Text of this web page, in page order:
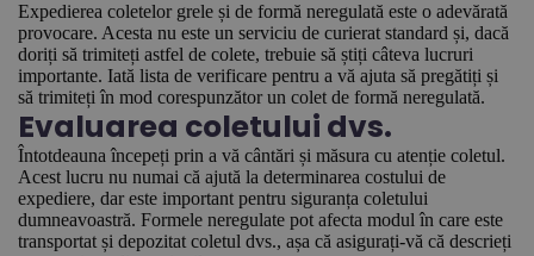
Expedierea coletelor grele și de formă neregulată este o adevărată
provocare. Acesta nu este un serviciu de curierat standard și, dacă
doriți să trimiteți astfel de colete, trebuie să știți câteva lucruri
importante. Iată lista de verificare pentru a vă ajuta să pregătiți și
să trimiteți în mod corespunzător un colet de formă neregulată.
Evaluarea coletului dvs.
Întotdeauna începeți prin a vă cântări și măsura cu atenție coletul.
Acest lucru nu numai că ajută la determinarea costului de
expediere, dar este important pentru siguranța coletului
dumneavoastră. Formele neregulate pot afecta modul în care este
transportat și depozitat coletul dvs., așa că asigurați-vă că descrieți